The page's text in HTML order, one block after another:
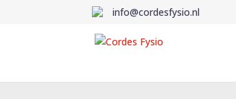
info@cordesfysio.nl